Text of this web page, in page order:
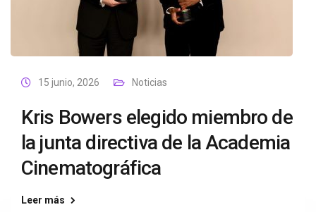
15 junio, 2026 Noticias
Kris Bowers elegido miembro de
la junta directiva de la Academia
Cinematográfica
Leer más